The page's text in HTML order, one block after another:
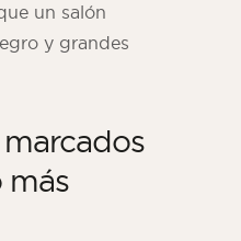
un salón
y grandes
más